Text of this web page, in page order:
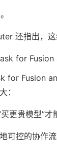
还指出，
for Fusion
：
更贵模型”才
可控的协作流